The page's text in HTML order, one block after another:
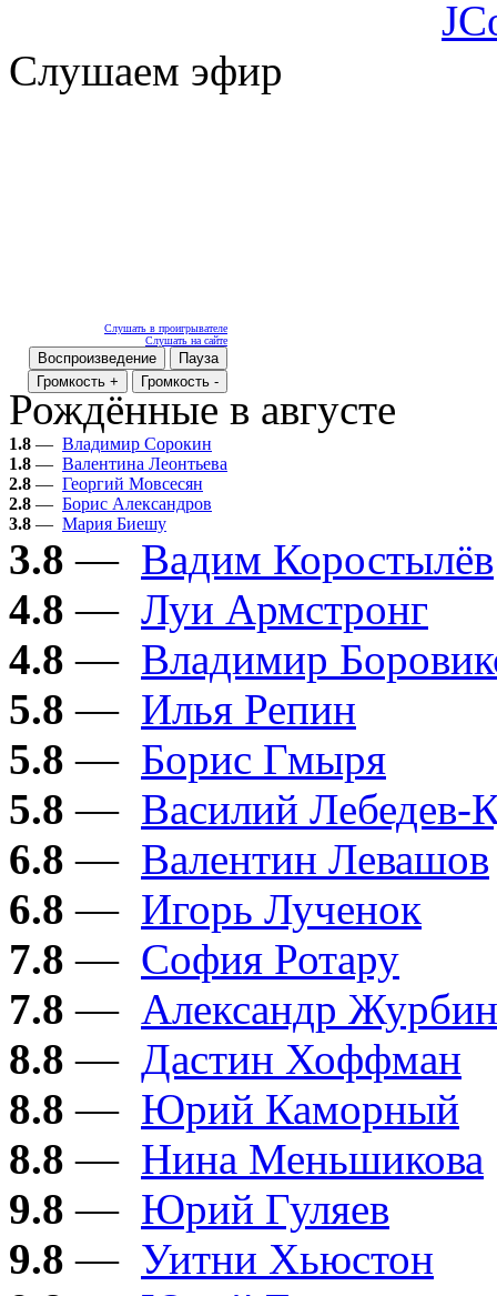
Слушаем эфир
Слушать в проигрывателе
Слушать на сайте
Воспроизведение
Пауза
Громкость +
Громкость -
Рождённые в августе
1.8 — Владимир Сорокин
1.8 — Валентина Леонтьева
2.8 — Георгий Мовсесян
2.8 — Борис Александров
3.8 — Мария Биешу
3.8 — Вадим Коростылёв
4.8 — Луи Армстронг
4.8 — Владимир
5.8 — Илья Репин
5.8 — Борис Гмыря
5.8 — Василий Лебедев-
6.8 — Валентин Левашов
6.8 — Игорь Лученок
7.8 — София Ротару
7.8 — Александр Журбин
8.8 — Дастин Хоффман
8.8 — Юрий Каморный
8.8 — Нина Меньшикова
9.8 — Юрий Гуляев
9.8 — Уитни Хьюстон